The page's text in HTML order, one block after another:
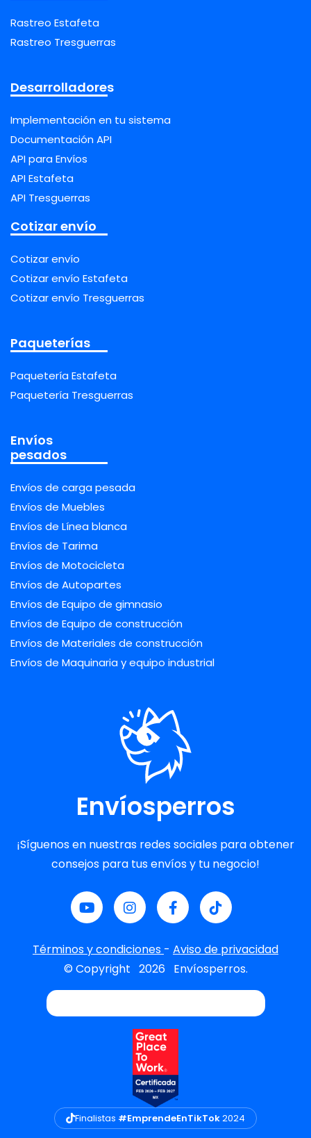
Rastreo Estafeta
Rastreo Tresguerras
Desarrolladores
Implementación en tu sistema
Documentación API
API para Envíos
API Estafeta
API Tresguerras
Cotizar envío
Cotizar envío
Cotizar envío Estafeta
Cotizar envío Tresguerras
Paqueterías
Paquetería Estafeta
Paquetería Tresguerras
Envíos
pesados
Envíos de carga pesada
Envíos de Muebles
Envíos de Línea blanca
Envíos de Tarima
Envíos de Motocicleta
Envíos de Autopartes
Envíos de Equipo de gimnasio
Envíos de Equipo de construcción
Envíos de Materiales de construcción
Envíos de Maquinaria y equipo industrial
Envíosperros
¡Síguenos en nuestras redes sociales para obtener
consejos para tus envíos y tu negocio!
Términos y condiciones - Aviso de privacidad
© Copyright 2026 Envíosperros.
Finalistas #EmprendeEnTikTok2024